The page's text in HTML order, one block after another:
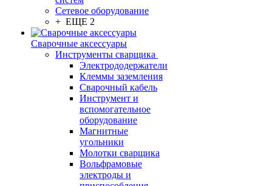
Сетевое оборудование
+ ЕЩЕ 2
Сварочные аксессуары
Инструменты сварщика
Электрододержатели
Клеммы заземления
Сварочный кабель
Инструмент и
вспомогательное
оборудование
Магнитные
угольники
Молотки сварщика
Вольфрамовые
электроды и